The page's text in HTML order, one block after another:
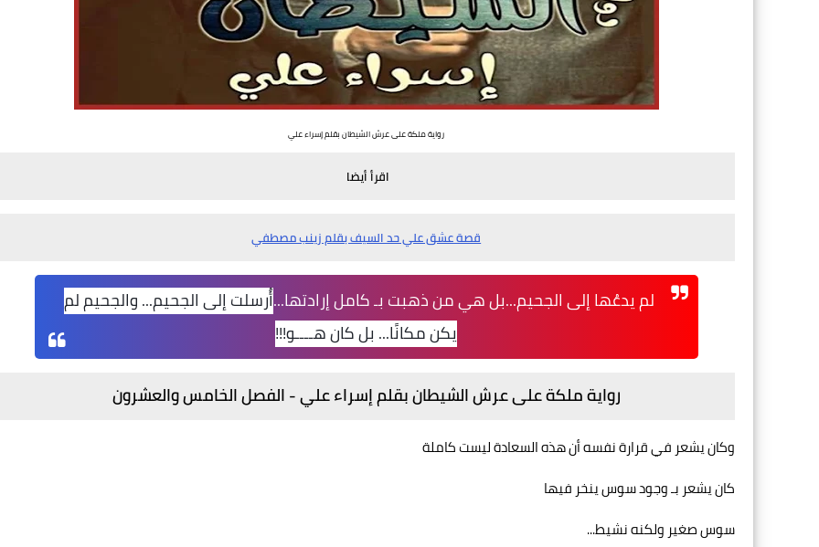
رواية ملكة على عرش الشيطان بقلم إسراء علي
اقرأ أيضا
قصة عشق علي حد السيف بقلم زينب مصطفي
لم يدعُها إلى الجحيم...بل هي من ذهبت بـ كامل إرادتها...أُرسلت إلى الجحيم... والجحيم لم
يكن مكانًا... بل كان هــــو!!!
رواية ملكة على عرش الشيطان بقلم إسراء علي -الفصل الخامس والعشرون
وكان يشعر في قرارة نفسه أن هذه السعادة ليست كاملة
كان يشعر بـ وجود سوس ينخر فيها
سوس صغير ولكنه نشيط...